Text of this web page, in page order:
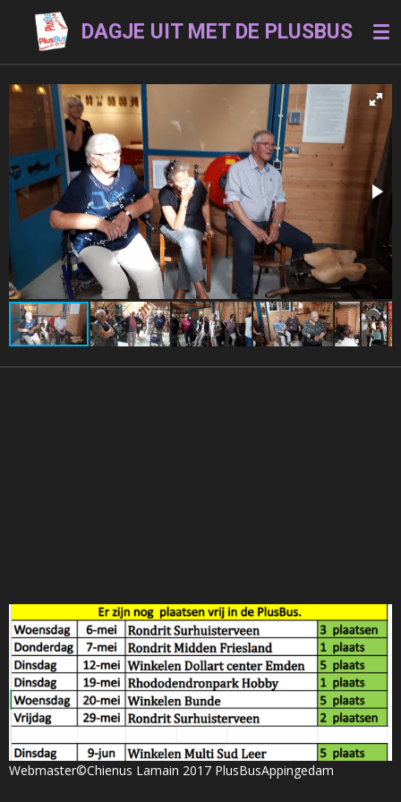
direct
naar
de
hoofdinhoud
DAGJE UIT MET DE PLUSBUS
Webmaster©Chienus Lamain 2017 PlusBusAppingedam